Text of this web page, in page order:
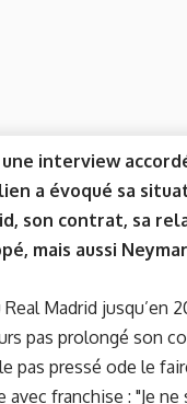
une interview
a évoqué sa
son contrat, sa
mais aussi
Real Madrid jusqu’en
pas prolongé son
pas pressé ode le
avec franchise : "Je